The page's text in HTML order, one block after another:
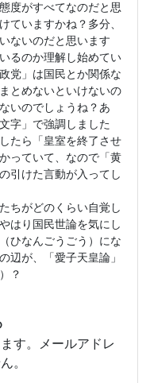
度がすべてなのだと思
ていますかね？多分、
ないのだと思います
るのか理解し始めてい
党」は国民とか関係な
とめないといけないの
いのでしょうね？あ
字」で強調しました
たら「皇室を終了させ
っていて、なので「黄
引けた言動が入ってし
ちがどのくらい自覚し
はり国民世論を気にし
ひなんごうごう）にな
辺が、「愛子天皇論」
？
す。メールアドレ
。